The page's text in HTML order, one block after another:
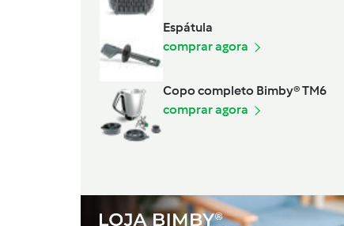
Espátula
comprar agora
Copo completo Bimby® TM6
comprar agora